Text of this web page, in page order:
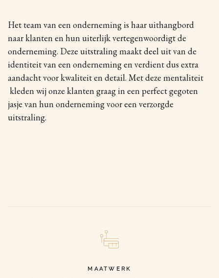
Het team van een onderneming is haar uithangbord
naar klanten en hun uiterlijk vertegenwoordigt de
onderneming. Deze uitstraling maakt deel uit van de
identiteit van een onderneming en verdient dus extra
aandacht voor kwaliteit en detail. Met deze mentaliteit
kleden wij onze klanten graag in een perfect gegoten
jasje van hun onderneming voor een verzorgde
uitstraling.
MAATWERK